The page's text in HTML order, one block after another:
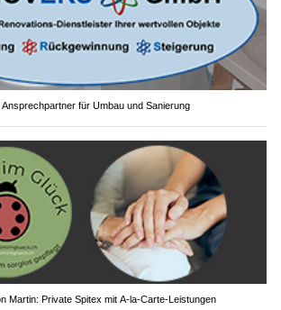
für Umbau und Sanierung
Martin: Private Spitex mit A-la-Carte-Leistungen